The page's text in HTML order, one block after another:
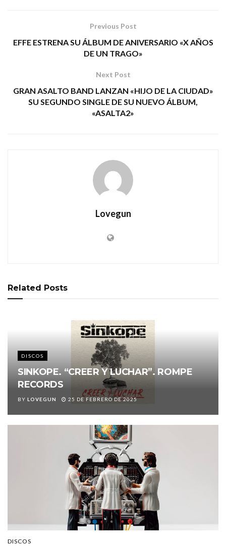
Previous Post
EFFE ESTRENA SU ÁLBUM DE ANIVERSARIO «X AÑOS
DE UN TRAGO»
Next Post
GRAN ASALTO BAND LANZAN «HIJO DE LA CIUDAD»
SU SEGUNDO SINGLE DE SU NUEVO ÁLBUM,
«ASALTA2»
Lovegun
Related Posts
DISCOS
SINKOPE. “CREER Y LUCHAR”. ROMPE
RECORDS
BY LOVEGUN 25 DE FEBRERO DE 2025
DISCOS